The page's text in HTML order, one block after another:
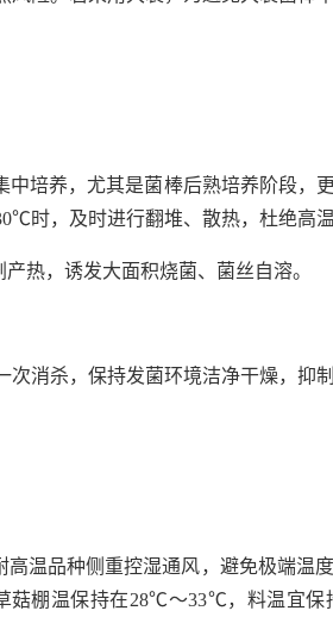
培养，尤其是菌棒后熟培养阶段，
时，及时进行翻堆、散热，杜绝高温
热，诱发大面积烧菌、菌丝自溶。
消杀，保持发菌环境洁净干燥，抑
温品种侧重控湿通风，避免极端温
棚温保持在28℃～33℃，料温宜